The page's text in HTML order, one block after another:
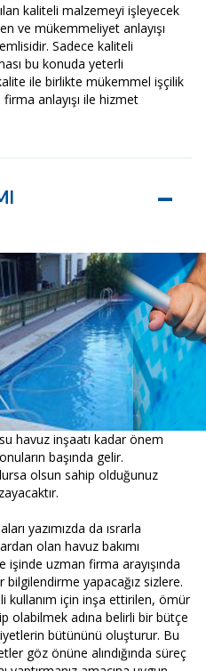
kaliteli malzemeyi işleyecek
ve mükemmeliyet anlayışı
Sadece kaliteli
bu konuda yeterli
ile birlikte mükemmel işçilik
anlayışı ile hizmet
–
havuz inşaatı kadar önem
başında gelir.
olsun sahip olduğunuz
yazımızda da ısrarla
olan havuz bakımı
işinde uzman firma arayışında
yapacağız sizlere.
kullanım için inşa ettirilen, ömür
olabilmek adına belirli bir bütçe
bütününü oluşturur. Bu
göz önüne alındığında süreç